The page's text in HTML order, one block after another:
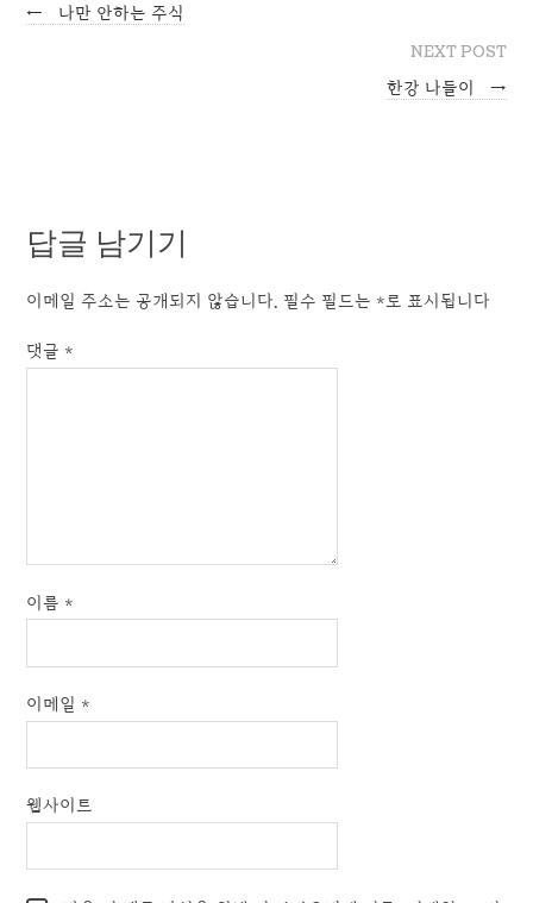
← 나만 안하는 주식
NEXT POST
한강 나들이 →
답글 남기기
이메일 주소는 공개되지 않습니다. 필수 필드는 *로 표시됩니다
댓글 *
이름 *
이메일 *
웹사이트